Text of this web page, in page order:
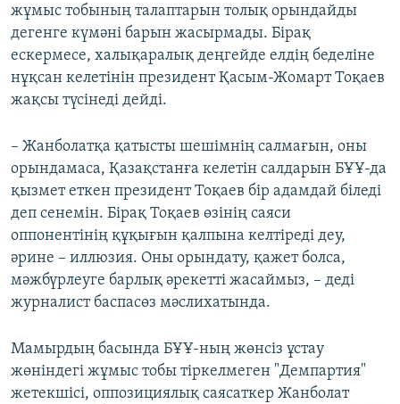
жұмыс тобының талаптарын толық орындайды
дегенге күмәні барын жасырмады. Бірақ
ескермесе, халықаралық деңгейде елдің беделіне
нұқсан келетінін президент Қасым-Жомарт Тоқаев
жақсы түсінеді дейді.
– Жанболатқа қатысты шешімнің салмағын, оны
орындамаса, Қазақстанға келетін салдарын БҰҰ-да
қызмет еткен президент Тоқаев бір адамдай біледі
деп сенемін. Бірақ Тоқаев өзінің саяси
оппонентінің құқығын қалпына келтіреді деу,
әрине – иллюзия. Оны орындату, қажет болса,
мәжбүрлеуге барлық әрекетті жасаймыз, – деді
журналист баспасөз мәслихатында.
Мамырдың басында БҰҰ-ның жөнсіз ұстау
жөніндегі жұмыс тобы тіркелмеген "Демпартия"
жетекшісі, оппозициялық саясаткер Жанболат